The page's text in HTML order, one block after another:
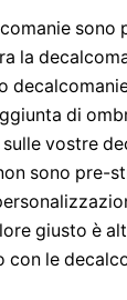
sono
la
di
vostre
sono pre-
giusto è
le